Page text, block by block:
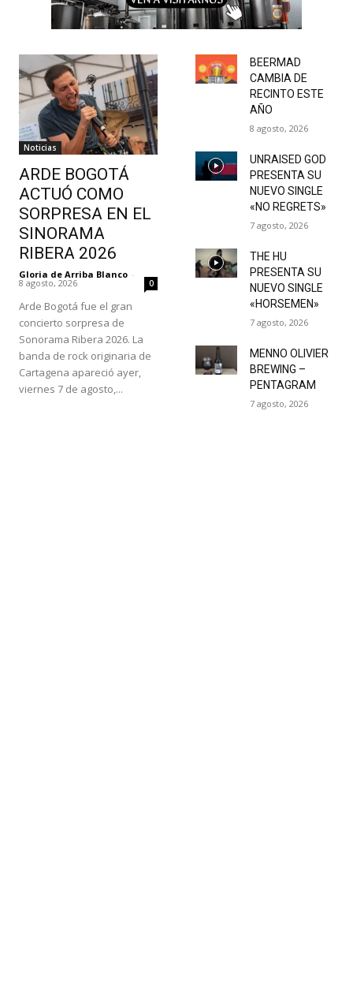
Noticias
ARDE BOGOTÁ
ACTUÓ COMO
SORPRESA EN EL
SINORAMA
RIBERA 2026
Gloria de Arriba Blanco -
8 agosto, 2026 0
Arde Bogotá fue el gran
concierto sorpresa de
Sonorama Ribera 2026. La
banda de rock originaria de
Cartagena apareció ayer,
viernes 7 de agosto,...
BEERMAD
CAMBIA DE
RECINTO ESTE
AÑO
8 agosto, 2026
UNRAISED GOD
PRESENTA SU
NUEVO SINGLE
«NO REGRETS»
7 agosto, 2026
THE HU
PRESENTA SU
NUEVO SINGLE
«HORSEMEN»
7 agosto, 2026
MENNO OLIVIER
BREWING –
PENTAGRAM
7 agosto, 2026